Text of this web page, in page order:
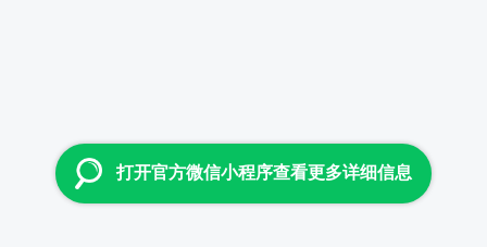
打开官方微信小程序查看更多详细信息